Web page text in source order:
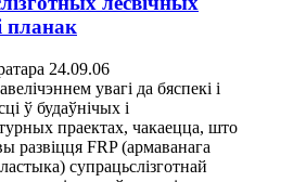
планак
24.09.06
увагі да бяспекі і
ў будаўнічых і
праектах, чакаецца, што
развіцця FRP (армаванага
супрацьслізготнай